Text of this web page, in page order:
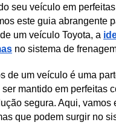
seu veículo em
este guia abrangente
um veículo Toyota, a
no sistema de
de um veículo é uma
mantido em perfeitas
segura. Aqui, vamos
que podem surgir no